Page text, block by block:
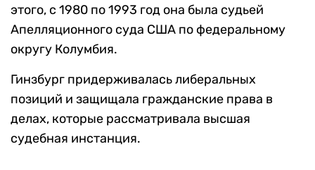
этого, с 1980 по 1993 год она была судьей
Апелляционного суда США по федеральному
округу Колумбия.
Гинзбург придерживалась либеральных
позиций и защищала гражданские права в
делах, которые рассматривала высшая
судебная инстанция.